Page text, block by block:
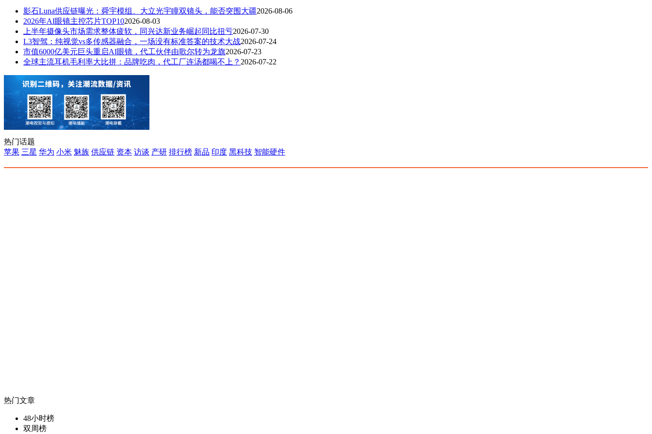
影石Luna供应链曝光：舜宇模组、大立光宇瞳双镜头，能否突围大疆2026-08-06
2026年AI眼镜主控芯片TOP102026-08-03
上半年摄像头市场需求整体疲软，同兴达新业务崛起同比扭亏2026-07-30
L3智驾：纯视觉vs多传感器融合，一场没有标准答案的技术大战2026-07-24
市值6000亿美元巨头重启AI眼镜，代工伙伴由歌尔转为龙旗2026-07-23
全球主流耳机毛利率大比拼：品牌吃肉，代工厂连汤都喝不上？ 2026-07-22
热门话题
苹果 三星 华为 小米 魅族 供应链 资本 访谈 产研 排行榜 新品 印度 黑科技 智能硬件
热门文章
48小时榜
双周榜